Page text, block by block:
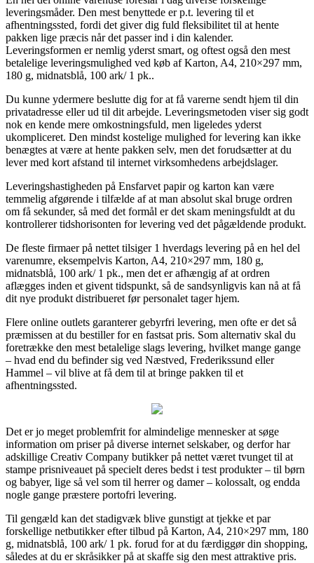
leveringsmåder. Den mest benyttede er p.t. levering til et
afhentningssted, fordi det giver dig fuld fleksibilitet til at hente
pakken lige præcis når det passer ind i din kalender.
Leveringsformen er nemlig yderst smart, og oftest også den mest
betalelige leveringsmulighed ved køb af Karton, A4, 210×297 mm,
180 g, midnatsblå, 100 ark/ 1 pk..
Du kunne ydermere beslutte dig for at få varerne sendt hjem til din
privatadresse eller ud til dit arbejde. Leveringsmetoden viser sig godt
nok en kende mere omkostningsfuld, men ligeledes yderst
ukompliceret. Den mindst kostelige mulighed for levering kan ikke
benægtes at være at hente pakken selv, men det forudsætter at du
lever med kort afstand til internet virksomhedens arbejdslager.
Leveringshastigheden på Ensfarvet papir og karton kan være
temmelig afgørende i tilfælde af at man absolut skal bruge ordren
om få sekunder, så med det formål er det skam meningsfuldt at du
kontrollerer tidshorisonten for levering ved det pågældende produkt.
De fleste firmaer på nettet tilsiger 1 hverdags levering på en hel del
varenumre, eksempelvis Karton, A4, 210×297 mm, 180 g,
midnatsblå, 100 ark/ 1 pk., men det er afhængig af at ordren
aflægges inden et givent tidspunkt, så de sandsynligvis kan nå at få
dit nye produkt distribueret før personalet tager hjem.
Flere online outlets garanterer gebyrfri levering, men ofte er det så
præmissen at du bestiller for en fastsat pris. Som alternativ skal du
foretrække den mest betalelige slags levering, hvilket mange gange
– hvad end du befinder sig ved Næstved, Frederikssund eller
Hammel – vil blive at få dem til at bringe pakken til et
afhentningssted.
Det er jo meget problemfrit for almindelige mennesker at søge
information om priser på diverse internet selskaber, og derfor har
adskillige Creativ Company butikker på nettet været tvunget til at
stampe prisniveauet på specielt deres bedst i test produkter – til børn
og babyer, lige så vel som til herrer og damer – kolossalt, og endda
nogle gange præstere portofri levering.
Til gengæld kan det stadigvæk blive gunstigt at tjekke et par
forskellige netbutikker efter tilbud på Karton, A4, 210×297 mm, 180
g, midnatsblå, 100 ark/ 1 pk. forud for at du færdiggør din shopping,
således at du er skråsikker på at skaffe sig den mest attraktive pris.